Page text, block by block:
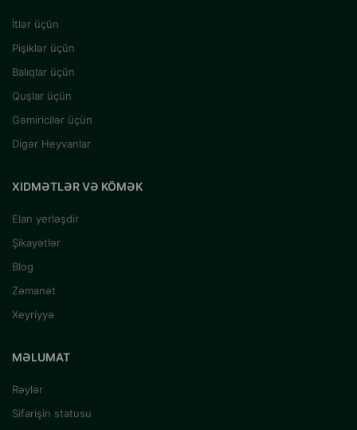
İtlər üçün
Pişiklər üçün
Balıqlar üçün
Quşlar üçün
Gəmiricilər üçün
Digər Heyvanlar
XIDMƏTLƏR VƏ KÖMƏK
Elan yerləşdir
Şikayətlər
Blog
Zəmanət
Xeyriyyə
MƏLUMAT
Rəylər
Sifarişin statusu